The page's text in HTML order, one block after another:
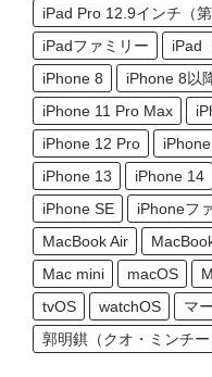
iPad Pro 12.9インチ（第
iPadファミリー
iPad
iPhone 8
iPhone 8以
iPhone 11 Pro Max
iPhone 12 Pro
iPhone 13
iPhone 14
iPhone SE
iPhoneフ
MacBook Air
Mac mini
macOS
tvOS
watchOS
マ
郭明錤（クオ・ミンチー